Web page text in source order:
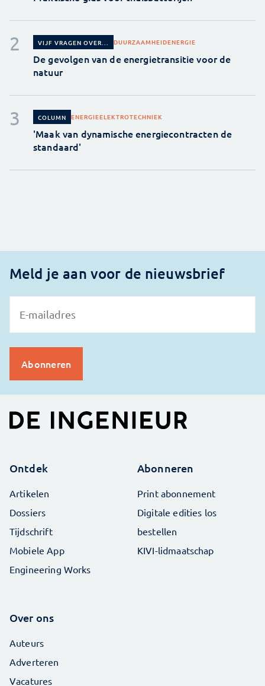
VIJF VRAGEN OVER... DUURZAAMHEIDENERGIE
De gevolgen van de energietransitie voor de
natuur
COLUMN ENERGIEELEKTROTECHNIEK
'Maak van dynamische energiecontracten de
standaard'
Meld je aan voor de nieuwsbrief
Ontdek
Artikelen
Dossiers
Tijdschrift
Mobiele App
Engineering Works
Abonneren
Print abonnement
Digitale edities los
bestellen
KIVI-lidmaatschap
Over ons
Auteurs
Adverteren
Vacatures